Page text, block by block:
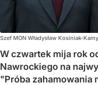
Szef MON Władysław Kosiniak-
W czwartek mija rok
Nawrockiego na
"Próba zahamowania